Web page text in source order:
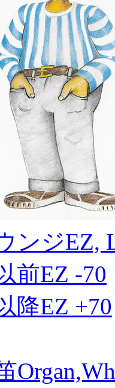
ンジEZ,
前EZ -70
降EZ +70